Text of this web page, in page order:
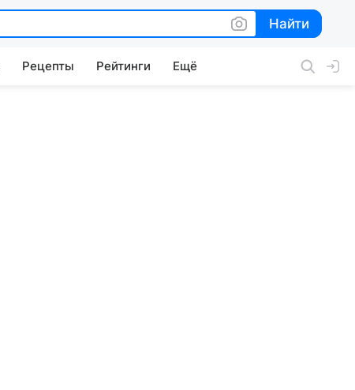
Найти
Найти
Рецепты Рейтинги Ещё